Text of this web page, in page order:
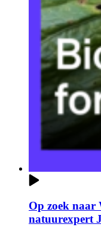
Op zoek naar
natuurexpert